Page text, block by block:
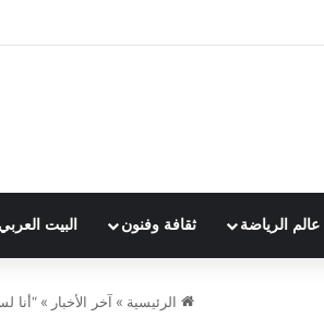
عالم الرياضة ثقافة وفنون البيت العربي
الرئيسية » آخر الأخبار » “أنا